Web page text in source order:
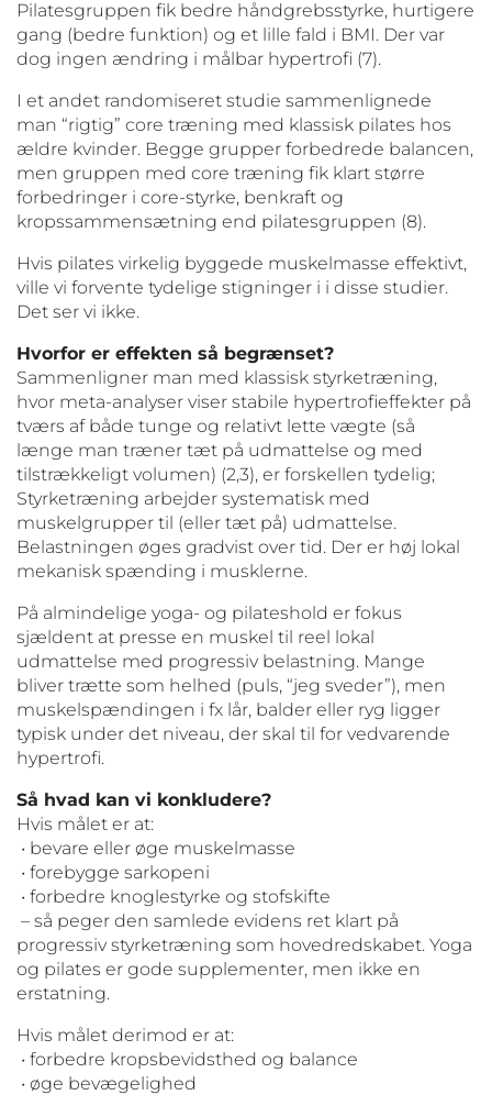
Pilatesgruppen fik bedre håndgrebsstyrke, hurtigere
gang (bedre funktion) og et lille fald i BMI. Der var
dog ingen ændring i målbar hypertrofi (7).
I et andet randomiseret studie sammenlignede
man “rigtig” core træning med klassisk pilates hos
ældre kvinder. Begge grupper forbedrede balancen,
men gruppen med core træning fik klart større
forbedringer i core-styrke, benkraft og
kropssammensætning end pilatesgruppen (8).
Hvis pilates virkelig byggede muskelmasse effektivt,
ville vi forvente tydelige stigninger i i disse studier.
Det ser vi ikke.
Hvorfor er effekten så begrænset?
Sammenligner man med klassisk styrketræning,
hvor meta-analyser viser stabile hypertrofieffekter på
tværs af både tunge og relativt lette vægte (så
længe man træner tæt på udmattelse og med
tilstrækkeligt volumen) (2,3), er forskellen tydelig;
Styrketræning arbejder systematisk med
muskelgrupper til (eller tæt på) udmattelse.
Belastningen øges gradvist over tid. Der er høj lokal
mekanisk spænding i musklerne.
På almindelige yoga- og pilateshold er fokus
sjældent at presse en muskel til reel lokal
udmattelse med progressiv belastning. Mange
bliver trætte som helhed (puls, “jeg sveder”), men
muskelspændingen i fx lår, balder eller ryg ligger
typisk under det niveau, der skal til for vedvarende
hypertrofi.
Så hvad kan vi konkludere?
Hvis målet er at:
• bevare eller øge muskelmasse
• forebygge sarkopeni
• forbedre knoglestyrke og stofskifte
– så peger den samlede evidens ret klart på
progressiv styrketræning som hovedredskabet. Yoga
og pilates er gode supplementer, men ikke en
erstatning.
Hvis målet derimod er at:
• forbedre kropsbevidsthed og balance
• øge bevægelighed